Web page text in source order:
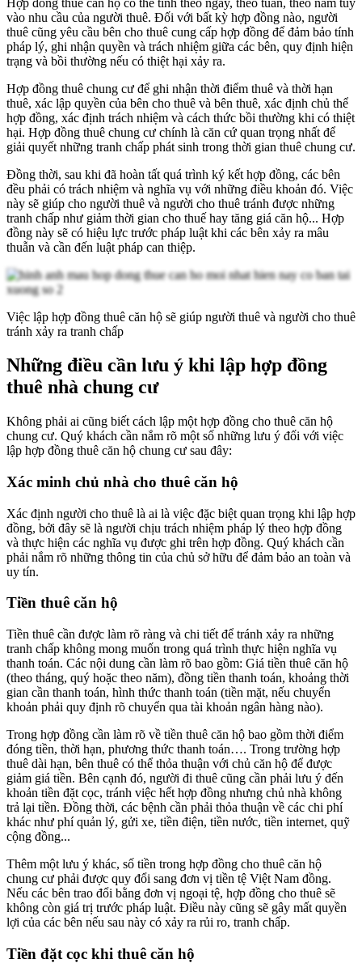
vào nhu cầu của người thuê. Đối với bất kỳ hợp đồng nào, người
thuê cũng yêu cầu bên cho thuê cung cấp hợp đồng để đảm bảo tính
pháp lý, ghi nhận quyền và trách nhiệm giữa các bên, quy định hiện
trạng và bồi thường nếu có thiệt hại xảy ra.
Hợp đồng thuê chung cư để ghi nhận thời điểm thuê và thời hạn
thuê, xác lập quyền của bên cho thuê và bên thuê, xác định chủ thể
hợp đồng, xác định trách nhiệm và cách thức bồi thường khi có thiệt
hại. Hợp đồng thuê chung cư chính là căn cứ quan trọng nhất để
giải quyết những tranh chấp phát sinh trong thời gian thuê chung cư.
Đồng thời, sau khi đã hoàn tất quá trình ký kết hợp đồng, các bên
đều phải có trách nhiệm và nghĩa vụ với những điều khoản đó. Việc
này sẽ giúp cho người thuê và người cho thuê tránh được những
tranh chấp như giảm thời gian cho thuế hay tăng giá căn hộ... Hợp
đồng này sẽ có hiệu lực trước pháp luật khi các bên xảy ra mâu
thuẫn và cần đến luật pháp can thiệp.
Việc lập hợp đồng thuê căn hộ sẽ giúp người thuê và người cho thuê
tránh xảy ra tranh chấp
Những điều cần lưu ý khi lập hợp đồng
thuê nhà chung cư
Không phải ai cũng biết cách lập một hợp đồng cho thuê căn hộ
chung cư. Quý khách cần nắm rõ một số những lưu ý đối với việc
lập hợp đồng thuê căn hộ chung cư sau đây:
Xác minh chủ nhà cho thuê căn hộ
Xác định người cho thuê là ai là việc đặc biệt quan trọng khi lập hợp
đồng, bởi đây sẽ là người chịu trách nhiệm pháp lý theo hợp đồng
và thực hiện các nghĩa vụ được ghi trên hợp đồng. Quý khách cần
phải nắm rõ những thông tin của chủ sở hữu để đảm bảo an toàn và
uy tín.
Tiền thuê căn hộ
Tiền thuê cần được làm rõ ràng và chi tiết để tránh xảy ra những
tranh chấp không mong muốn trong quá trình thực hiện nghĩa vụ
thanh toán. Các nội dung cần làm rõ bao gồm: Giá tiền thuê căn hộ
(theo tháng, quý hoặc theo năm), đồng tiền thanh toán, khoảng thời
gian cần thanh toán, hình thức thanh toán (tiền mặt, nếu chuyển
khoản phải quy định rõ chuyển qua tài khoản ngân hàng nào).
Trong hợp đồng cần làm rõ về tiền thuê căn hộ bao gồm thời điểm
đóng tiền, thời hạn, phương thức thanh toán…. Trong trường hợp
thuê dài hạn, bên thuê có thể thỏa thuận với chủ căn hộ để được
giảm giá tiền. Bên cạnh đó, người đi thuê cũng cần phải lưu ý đến
khoản tiền đặt cọc, tránh việc hết hợp đồng nhưng chủ nhà không
trả lại tiền. Đồng thời, các bệnh cần phải thỏa thuận về các chi phí
khác như phí quản lý, gửi xe, tiền điện, tiền nước, tiền internet, quỹ
cộng đồng...
Thêm một lưu ý khác, số tiền trong hợp đồng cho thuê căn hộ
chung cư phải được quy đổi sang đơn vị tiền tệ Việt Nam đồng.
Nếu các bên trao đổi bằng đơn vị ngoại tệ, hợp đồng cho thuê sẽ
không còn giá trị trước pháp luật. Điều này cũng sẽ gây mất quyền
lợi của các bên nếu sau này có xảy ra rủi ro, tranh chấp.
Tiền đặt cọc khi thuê căn hộ